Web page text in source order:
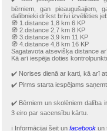
bērniem, gan pieaugušajiem,
dalībnieki drīkst brīvi izvēlēties
🧭 1.distance 1,8 km 6 KP
🧭 2.distance 2,7 km 8 KP
🧭 3.distance 3,9 km 11 KP
🧭 4.distance 4,8 km 16 KP
Sagatavota atsevišķa distance
Kā arī iespēja doties
✔️ Norises dienā ar karti, kā arī
✔️ Pirms starta iespējams
✔️ Bērniem un skolēniem dalība
3 eiro par sacensību kārtu.
ℹ️ Informācijai šeit un facebookun